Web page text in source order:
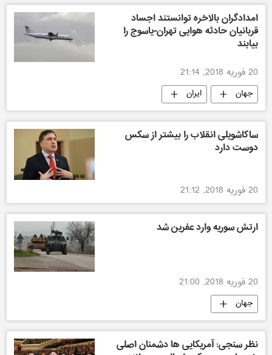
امدادگران بالاخره توانستند اجساد
قربانیان حادثه هوایی تهران-یاسوج را
بیابند
20 فوریه 2018, 21:14
جهان ایران
ساکاشویلی انقلاب را بیشتر از سکس
دوست دارد
20 فوریه 2018, 21:12
ارتش سوریه وارد عفرین شد
20 فوریه 2018, 21:00
جهان
نظر سنجی: آمریکایی ها دشمنان اصلی